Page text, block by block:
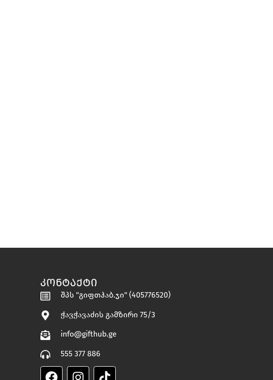
ᲙᲝᲜᲢᲐᲥᲢᲘ
შპს "გიფთჰაბ.ჯი" (405776520)
ჭავჭავაძის გამზირი 75/3
info@gifthub.ge
555 377 886